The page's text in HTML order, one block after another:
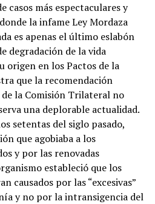
casos más espectaculares y
la infame Ley Mordaza
es apenas el último eslabón
degradación de la vida
origen en los Pactos de la
que la recomendación
la Comisión Trilateral no
una deplorable actualidad.
setentas del siglo pasado,
que agobiaba a los
y por las renovadas
estableció que los
causados por las “excesivas”
y no por la intransigencia del